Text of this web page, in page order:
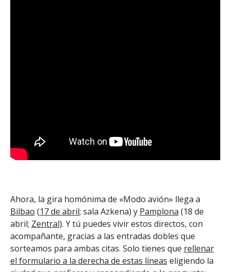
Ahora, la gira homónima de «Modo avión» llega a
Bilbao (17 de abril; sala Azkena) y Pamplona (18 de
abril; Zentral). Y tú puedes vivir estos directos, con
acompañante, gracias a las entradas dobles que
sorteamos para ambas citas. Solo tienes que rellenar
el formulario a la derecha de estas líneas eligiendo la